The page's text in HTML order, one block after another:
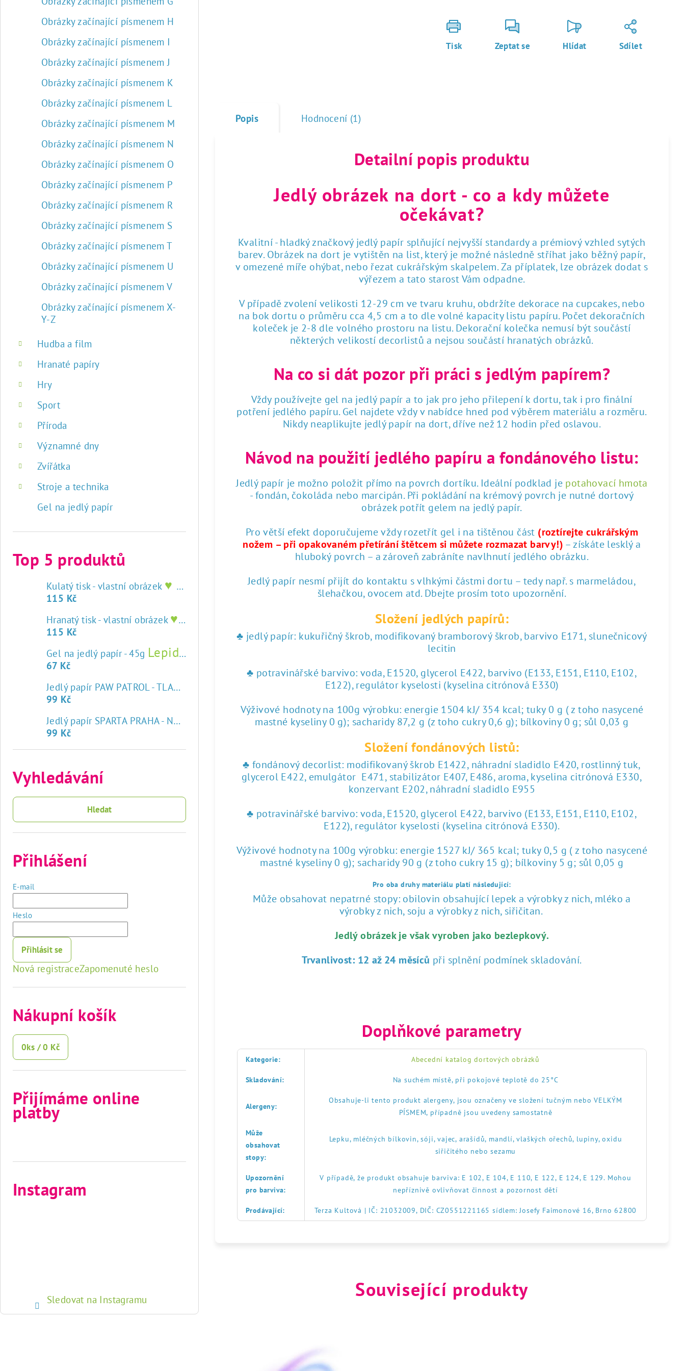
Obrázky začínající písmenem H
Obrázky začínající písmenem I
Obrázky začínající písmenem J
Obrázky začínající písmenem K
Obrázky začínající písmenem L
Obrázky začínající písmenem M
Obrázky začínající písmenem N
Obrázky začínající písmenem O
Obrázky začínající písmenem P
Obrázky začínající písmenem R
Obrázky začínající písmenem S
Obrázky začínající písmenem T
Obrázky začínající písmenem U
Obrázky začínající písmenem V
Obrázky začínající písmenem X-
Y-Z
Hudba a film
Hranaté papíry
Hry
Sport
Příroda
Významné dny
Zvířátka
Stroje a technika
Gel na jedlý papír
Top 5 produktů
Kulatý tisk - vlastní obrázek ♥ tisk na jedlý papír
115 Kč
Hranatý tisk - vlastní obrázek ♥ tisk na jedlý papír
115 Kč
Gel na jedlý papír - 45g Lepidlo na jedlý papír
67 Kč
Jedlý papír PAW PATROL - TLAPKOVÁ PATROLA
♥ tisk na jedlý papír
99 Kč
Jedlý papír SPARTA PRAHA - NOVÝ ZNAK
♥ tisk na jedlý papír
99 Kč
Vyhledávání
Hledat
Přihlášení
E-mail
Heslo
Přihlásit se
Nová registraceZapomenuté heslo
Nákupní košík
0ks /0 Kč
Přijímáme online
platby
Instagram
Sledovat na Instagramu
Tisk Zeptat se Hlídat Sdílet
Popis Hodnocení (1)
Detailní popis produktu
Jedlý obrázek na dort - co a kdy můžete
očekávat?
Kvalitní - hladký značkový jedlý papír splňující nejvyšší standardy a prémiový vzhled sytých
barev. Obrázek na dort je vytištěn na list, který je možné následně stříhat jako běžný papír,
v omezené míře ohýbat, nebo řezat cukrářským skalpelem. Za příplatek, lze obrázek dodat s
výřezem a tato starost Vám odpadne.
V případě zvolení velikosti 12-29 cm ve tvaru kruhu, obdržíte dekorace na cupcakes, nebo
na bok dortu o průměru cca 4,5 cm a to dle volné kapacity listu papíru. Počet dekoračních
koleček je 2-8 dle volného prostoru na listu. Dekorační kolečka nemusí být součástí
některých velikostí decorlistů a nejsou součástí hranatých obrázků.
Na co si dát pozor při práci s jedlým papírem?
Vždy používejte gel na jedlý papír a to jak pro jeho přilepení k dortu, tak i pro finální
potření jedlého papíru. Gel najdete vždy v nabídce hned pod výběrem materiálu a rozměru.
Nikdy neaplikujte jedlý papír na dort, dříve než 12 hodin před oslavou.
Návod na použití jedlého papíru a fondánového listu:
Jedlý papír je možno položit přímo na povrch dortíku. Ideální podklad je potahovací hmota
- fondán, čokoláda nebo marcipán. Při pokládání na krémový povrch je nutné dortový
obrázek potřít gelem na jedlý papír.
Pro větší efekt doporučujeme vždy rozetřít gel i na tištěnou část (roztírejte cukrářským
nožem – při opakovaném přetírání štětcem si můžete rozmazat barvy!) – získáte lesklý a
hluboký povrch – a zároveň zabráníte navlhnutí jedlého obrázku.
Jedlý papír nesmí přijít do kontaktu s vlhkými částmi dortu – tedy např. s marmeládou,
šlehačkou, ovocem atd. Dbejte prosím toto upozornění.
Složení jedlých papírů:
♣ jedlý papír: kukuřičný škrob, modifikovaný bramborový škrob, barvivo E171, slunečnicový
lecitin
♣ potravinářské barvivo: voda, E1520, glycerol E422, barvivo (E133, E151, E110, E102,
E122), regulátor kyselosti (kyselina citrónová E330)
Výživové hodnoty na 100g výrobku: energie 1504 kJ/ 354 kcal; tuky 0 g ( z toho nasycené
mastné kyseliny 0 g); sacharidy 87,2 g (z toho cukry 0,6 g); bílkoviny 0 g; sůl 0,03 g
Složení fondánových listů:
♣ fondánový decorlist: modifikovaný škrob E1422, náhradní sladidlo E420, rostlinný tuk,
glycerol E422, emulgátor E471, stabilizátor E407, E486, aroma, kyselina citrónová E330,
konzervant E202, náhradní sladidlo E955
♣ potravinářské barvivo: voda, E1520, glycerol E422, barvivo (E133, E151, E110, E102,
E122), regulátor kyselosti (kyselina citrónová E330).
Výživové hodnoty na 100g výrobku: energie 1527 kJ/ 365 kcal; tuky 0,5 g ( z toho nasycené
mastné kyseliny 0 g); sacharidy 90 g (z toho cukry 15 g); bílkoviny 5 g; sůl 0,05 g
Pro oba druhy materiálu platí následující:
Může obsahovat nepatrné stopy: obilovin obsahující lepek a výrobky z nich, mléko a
výrobky z nich, soju a výrobky z nich, siřičitan.
Jedlý obrázek je však vyroben jako bezlepkový.
Trvanlivost: 12 až 24 měsíců při splnění podmínek skladování.
Doplňkové parametry
Kategorie: Abecední katalog dortových obrázků
Skladování: Na suchém místě, při pokojové teplotě do 25°C
Alergeny:
Obsahuje-li tento produkt alergeny, jsou označeny ve složení tučným nebo VELKÝM
PÍSMEM, případně jsou uvedeny samostatně
Může
obsahovat
stopy:
Lepku, mléčných bílkovin, sóji, vajec, arašídů, mandlí, vlaškých ořechů, lupiny, oxidu
siřičitého nebo sezamu
Upozornění
pro barviva:
V případě, že produkt obsahuje barviva: E 102, E 104, E 110, E 122, E 124, E 129. Mohou
nepříznivě ovlivňovat činnost a pozornost dětí
Prodávající: Terza Kultová | IČ: 21032009, DIČ: CZ0551221165 sídlem: Josefy Faimonové 16, Brno 62800
Související produkty